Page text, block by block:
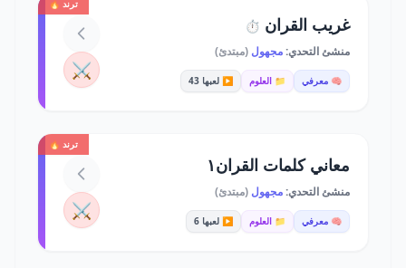
ترند 🔥
غريب القران ⏱️
منشئ التحدي:مجهول (مبتدئ)
🧠 معرفي 📁 العلوم ▶️ لعبها 43 ⚔️
ترند 🔥
معاني كلمات القران١
منشئ التحدي:مجهول (مبتدئ)
🧠 معرفي 📁 العلوم ▶️ لعبها 6 ⚔️